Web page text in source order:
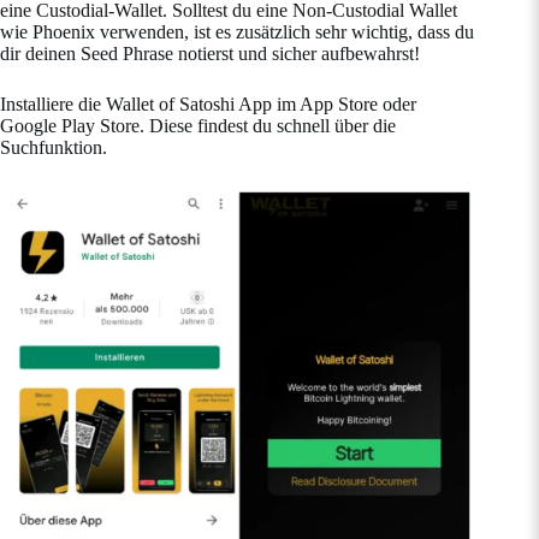
eine Custodial-Wallet. Solltest du eine Non-Custodial Wallet
wie Phoenix verwenden, ist es zusätzlich sehr wichtig, dass du
dir deinen Seed Phrase notierst und sicher aufbewahrst!
Installiere die Wallet of Satoshi App im App Store oder
Google Play Store. Diese findest du schnell über die
Suchfunktion.